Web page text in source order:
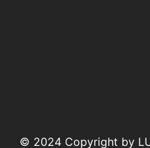
© 2024 Copyright by